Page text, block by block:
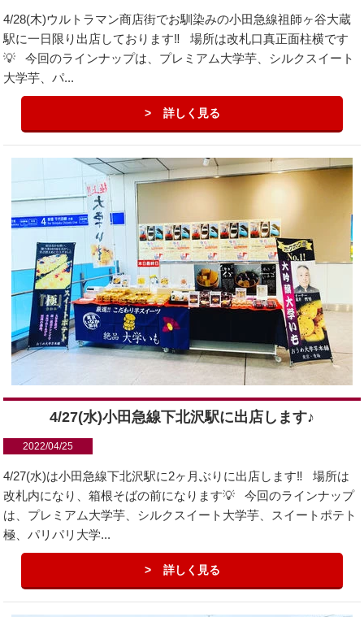
4/28(木)ウルトラマン商店街でお馴染みの小田急線祖師ヶ谷大蔵
駅に一日限り出店しております‼️ 場所は改札口真正面柱横です
💡 今回のラインナップは、プレミアム大学芋、シルクスイート
大学芋、パ...
詳しく見る
4/27(水)小田急線下北沢駅に出店します♪
2022/04/25
4/27(水)は小田急線下北沢駅に2ヶ月ぶりに出店します‼️ 場所は
改札内になり、箱根そばの前になります💡 今回のラインナップ
は、プレミアム大学芋、シルクスイート大学芋、スイートポテト
極、パリパリ大学...
詳しく見る